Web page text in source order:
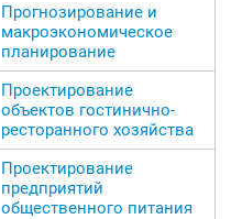
Прогнозирование и
макроэкономическое
планирование
Проектирование
объектов гостинично-
ресторанного хозяйства
Проектирование
предприятий
общественного питания